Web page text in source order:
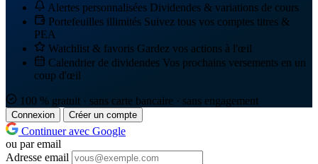
Alertes personnalisées Dividendes & variations de cours
Portefeuilles illimités Suivez tous vos comptes titres &
PEA
Watchlist & favoris Gardez vos actions à l'œil
Calendrier de dividendes Vos prochains versements en un
coup d'œil
100 % gratuit · sans carte bancaire · sans engagement
Connexion Créer un compte
Continuer avec Google
ou par email
Adresse email